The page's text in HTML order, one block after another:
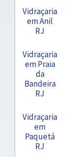
Vidraçaria
em Anil
RJ
Vidraçaria
em Praia
da
Bandeira
RJ
Vidraçaria
em
Paquetá
RJ